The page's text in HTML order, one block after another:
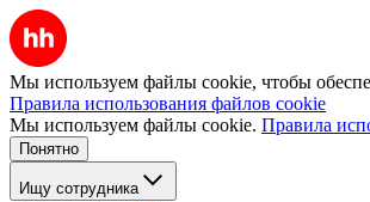
Мы используем файлы cookie, чтобы
Правила использования файлов cookie
Мы используем файлы cookie. Правила
Понятно
Ищу сотрудника